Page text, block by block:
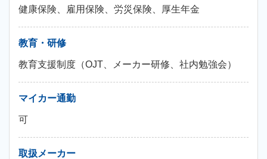
健康保険、雇用保険、労災保険、厚生年金
教育・研修
教育支援制度（OJT、メーカー研修、社内勉強会）
マイカー通勤
可
取扱メーカー